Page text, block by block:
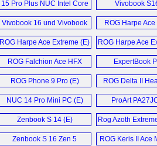
15 Pro Plus NUC Intel Core
Ultra 9 285H Mini PC (E)
Vivobook
Vivobook 16 und Vivobook
18 (D)
ROG Harpe
ROG Harpe Ace Extreme (E) ROG Harpe Ace
ROG Falchion Ace HFX
Keyboard (E)
ExpertBook
ROG Phone 9 Pro (E) ROG Delta II
NUC 14 Pro Mini PC (E) ProArt
Zenbook S 14 (E)
Rog Azoth
Keyboard
Zenbook S 16 Zen 5
ROG Keris II Ace